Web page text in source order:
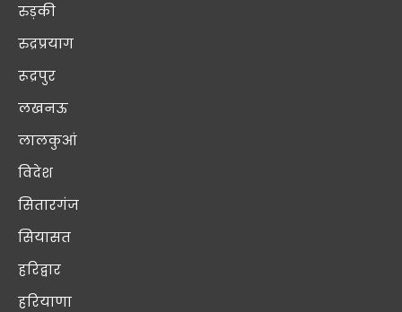
रुड़की
रुद्रप्रयाग
रूद्रपुर
लखनऊ
लालकुआं
विदेश
सितारगंज
सियासत
हरिद्वार
हरियाणा